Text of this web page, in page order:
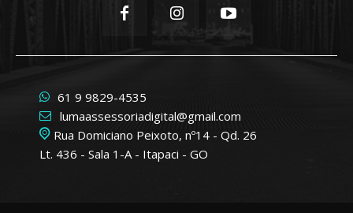
61 9 9829-4535
lumaassessoriadigital@gmail.com
Rua Domiciano Peixoto, nº14 - Qd. 26
Lt. 436 - Sala 1-A - Itapaci - GO